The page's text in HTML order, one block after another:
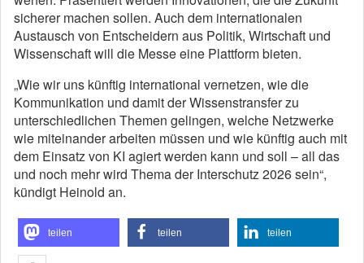
sicherer machen sollen. Auch dem internationalen
Austausch von Entscheidern aus Politik, Wirtschaft und
Wissenschaft will die Messe eine Plattform bieten.
„Wie wir uns künftig international vernetzen, wie die
Kommunikation und damit der Wissenstransfer zu
unterschiedlichen Themen gelingen, welche Netzwerke
wie miteinander arbeiten müssen und wie künftig auch mit
dem Einsatz von KI agiert werden kann und soll – all das
und noch mehr wird Thema der Interschutz 2026 sein“,
kündigt Heinold an.
teilen teilen teilen